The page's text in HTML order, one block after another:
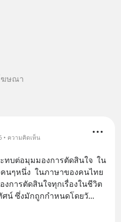
ษณา
• ความคิดเห็น
ทบต่อมุมมองการตัดสินใจ  ใน
นๆหนึ่ง  ในภาษาของคนไทย
งการตัดสินใจทุกเรื่องในชีวิต
น์ ซึ่งมักถูกกำหนดโดยวั